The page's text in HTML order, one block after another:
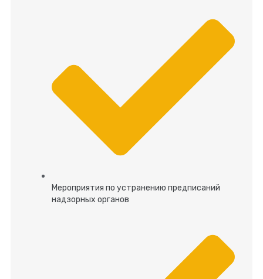
Мероприятия по устранению предписаний
надзорных органов